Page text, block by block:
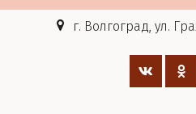
г. Волгоград, ул.